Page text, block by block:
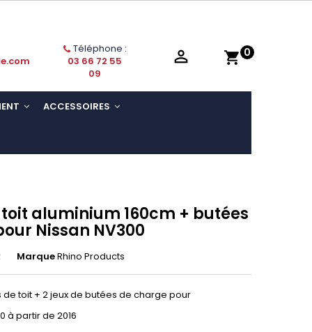
shopping_cart 0
Téléphone :
03 66 72 55
09

ACCESSOIRES
aluminium 160cm + butées
Nissan NV300
MarqueRhino Products
toit + 2 jeux de butées de charge pour
à partir de 2016